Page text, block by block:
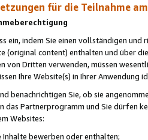
für die Teilnahme
ein, indem Sie einen vollständigen
(original content) enthalten und über
von Dritten verwenden, müssen
Ihre Website(s) in Ihrer Anwendung
benachrichtigen Sie, ob sie
das Partnerprogramm und Sie dürfen
Websites:
bewerben oder enthalten;